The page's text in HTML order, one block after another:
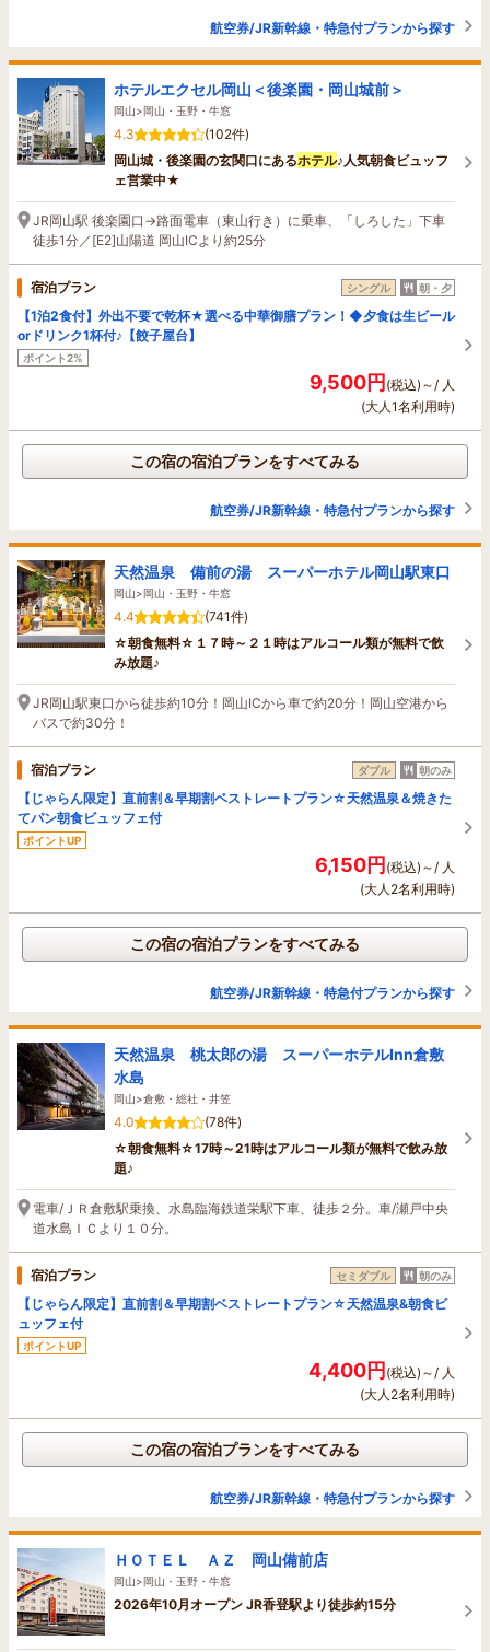
航空券/JR新幹線・特急付プランから探す
ホテルエクセル岡山＜後楽園・岡山城前＞
岡山>岡山・玉野・牛窓
4.3
(102件)
岡山城・後楽園の玄関口にあるホテル♪人気朝食ビュッフ
ェ営業中★
JR岡山駅 後楽園口→路面電車（東山行き）に乗車、「しろした」下車
徒歩1分／[E2]山陽道 岡山ICより約25分
宿泊プラン シングル 朝・夕
【1泊2食付】外出不要で乾杯★選べる中華御膳プラン！◆夕食は生ビール
orドリンク1杯付♪【餃子屋台】
ポイント2%
9,500円(税込)～/ 人
(大人1名利用時)
この宿の宿泊プランをすべてみる
航空券/JR新幹線・特急付プランから探す
天然温泉 備前の湯 スーパーホテル岡山駅東口
岡山>岡山・玉野・牛窓
4.4
(741件)
☆朝食無料☆１７時～２１時はアルコール類が無料で飲
み放題♪
JR岡山駅東口から徒歩約10分！岡山ICから車で約20分！岡山空港から
バスで約30分！
宿泊プラン ダブル 朝のみ
【じゃらん限定】直前割＆早期割ベストレートプラン☆天然温泉＆焼きた
てパン朝食ビュッフェ付
ポイントUP
6,150円(税込)～/ 人
(大人2名利用時)
この宿の宿泊プランをすべてみる
航空券/JR新幹線・特急付プランから探す
天然温泉 桃太郎の湯 スーパーホテルInn倉敷
水島
岡山>倉敷・総社・井笠
4.0
(78件)
☆朝食無料☆17時～21時はアルコール類が無料で飲み放
題♪
電車/ＪＲ倉敷駅乗換、水島臨海鉄道栄駅下車、徒歩２分。車/瀬戸中央
道水島ＩＣより１０分。
宿泊プラン セミダブル 朝のみ
【じゃらん限定】直前割＆早期割ベストレートプラン☆天然温泉&朝食ビ
ュッフェ付
ポイントUP
4,400円(税込)～/ 人
(大人2名利用時)
この宿の宿泊プランをすべてみる
航空券/JR新幹線・特急付プランから探す
ＨＯＴＥＬ ＡＺ 岡山備前店
岡山>岡山・玉野・牛窓
2026年10月オープン JR香登駅より徒歩約15分